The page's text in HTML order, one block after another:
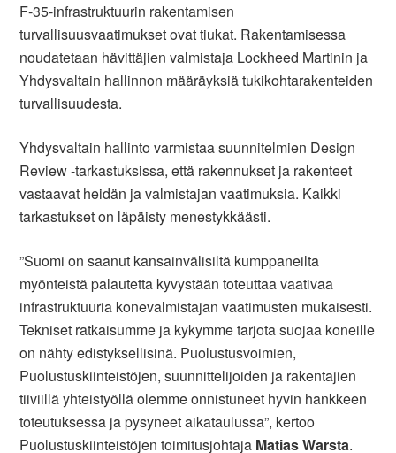
F-35-infrastruktuurin rakentamisen
turvallisuusvaatimukset ovat tiukat. Rakentamisessa
noudatetaan hävittäjien valmistaja Lockheed Martinin ja
Yhdysvaltain hallinnon määräyksiä tukikohtarakenteiden
turvallisuudesta.
Yhdysvaltain hallinto varmistaa suunnitelmien Design
Review -tarkastuksissa, että rakennukset ja rakenteet
vastaavat heidän ja valmistajan vaatimuksia. Kaikki
tarkastukset on läpäisty menestykkäästi.
”Suomi on saanut kansainvälisiltä kumppaneilta
myönteistä palautetta kyvystään toteuttaa vaativaa
infrastruktuuria konevalmistajan vaatimusten mukaisesti.
Tekniset ratkaisumme ja kykymme tarjota suojaa koneille
on nähty edistyksellisinä. Puolustusvoimien,
Puolustuskiinteistöjen, suunnittelijoiden ja rakentajien
tiiviillä yhteistyöllä olemme onnistuneet hyvin hankkeen
toteutuksessa ja pysyneet aikataulussa”, kertoo
Puolustuskiinteistöjen toimitusjohtaja Matias Warsta.